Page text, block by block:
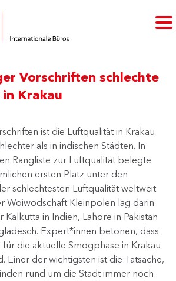
Vorschriften schlechte
Krakau
ist die Luftqualität in Krakau
als in indischen Städten. In
Rangliste zur Luftqualität belegte
ersten Platz unter den
schlechtesten Luftqualität weltweit.
Woiwodschaft Kleinpolen lag darin
in Indien, Lahore in Pakistan
Expert*innen betonen, dass
die aktuelle Smogphase in Krakau
Einer der wichtigsten ist die Tatsache,
rund um die Stadt immer noch